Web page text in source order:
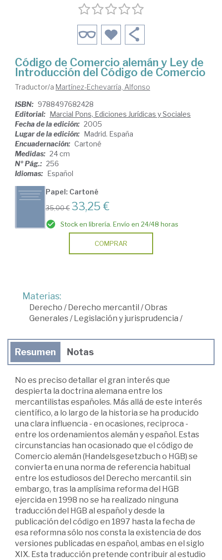
Código de Comercio alemán y Ley de
Introducción del Código de Comercio
Traductor/a Martínez-Echevarría, Alfonso
ISBN: 9788497682428
Editorial: Marcial Pons, Ediciones Jurídicas y Sociales
Fecha de la edición: 2005
Lugar de la edición: Madrid. España
Encuadernación: Cartoné
Medidas: 24 cm
Nº Pág.: 256
Idiomas: Español
Papel: Cartoné
35,00 € 33,25 €
Stock en librería. Envío en 24/48 horas
COMPRAR
Materias:
Derecho /Derecho mercantil /Obras
Generales/Legislación y jurisprudencia /
Resumen Notas
No es preciso detallar el gran interés que
despierta la doctrina alemana entre los
mercantilistas españoles. Más allá de este interés
científico, a lo largo de la historia se ha producido
una clara influencia - en ocasiones, reciproca -
entre los ordenamientos alemán y español. Estas
circunstancias han ocasionado que el código de
Comercio alemán (Handelsgesetzbuch o HGB) se
convierta en una norma de referencia habitual
entre los estudiosos del Derecho mercantil. sin
embargo, tras la amplísima reforma del HGB
ejercida en 1998 no se ha realizado ninguna
traducción del HGB al español y desde la
publicación del código en 1897 hasta la fecha de
esa reformna sólo nos consta la existencia de dos
versiones publicadas en español, ambas en el siglo
XIX. Esta traducción pretende contribuir al estudio